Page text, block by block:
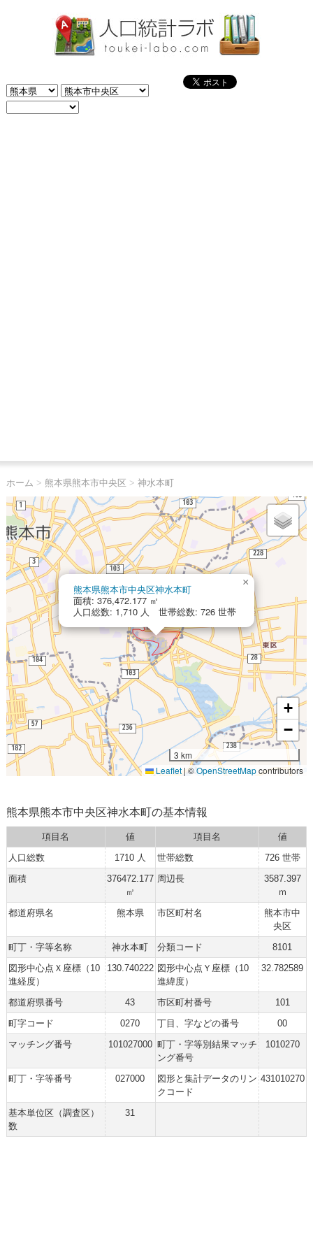
ホーム > 熊本県熊本市中央区 > 神水本町
熊本県熊本市中央区神水本町
面積: 376,472.177 ㎡
人口総数: 1,710 人 世帯総数: 726 世帯
×
+
−
3 km
Leaflet | ©OpenStreetMapcontributors
熊本県熊本市中央区神水本町の基本情報
項目名 値 項目名
値
人口総数
1710 人 世帯総数
726 世帯
面積
376472.177
㎡
周辺長
3587.397
ｍ
都道府県名
熊本県 市区町村名
熊本市中
央区
町丁・字等名称
神水本町 分類コード
8101
図形中心点Ｘ座標（10
進経度）
130.740222 図形中心点Ｙ座標（10
進緯度）
32.782589
都道府県番号 43 市区町村番号
101
町字コード
0270 丁目、字などの番号
00
マッチング番号
101027000 町丁・字等別結果マッチ
ング番号
1010270
町丁・字等番号 027000
図形と集計データのリン
クコード
431010270
基本単位区（調査区）
数
31